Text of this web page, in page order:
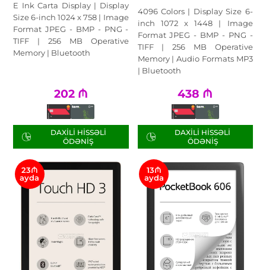
E Ink Carta Display | Display
Size 6-inch 1024 x 758 | Image
Format JPEG - BMP - PNG -
TIFF | 256 MB Operative
Memory | Bluetooth
202 ₼
DAXILI HISSƏLI
ÖDƏNIŞ
4096 Colors | Display Size 6-
inch 1072 x 1448 | Image
Format JPEG - BMP - PNG -
TIFF | 256 MB Operative
Memory | Audio Formats MP3
| Bluetooth
438 ₼
DAXILI HISSƏLI
ÖDƏNIŞ
23₼
ayda
13₼
ayda